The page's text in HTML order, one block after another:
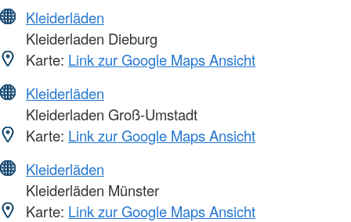
Kleiderläden
Kleiderladen Dieburg
Karte: Link zur Google Maps Ansicht
Kleiderläden
Kleiderladen Groß-Umstadt
Karte: Link zur Google Maps Ansicht
Kleiderläden
Kleiderläden Münster
Karte: Link zur Google Maps Ansicht